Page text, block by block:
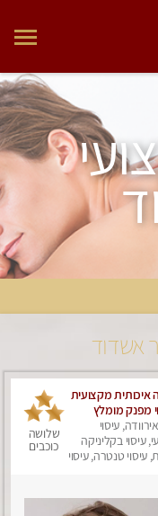
אשדוד
איכותית מקצועית
מפנק מומלץ
ללא מין
עיסוי
עיסוי בקליניקה
עיסוי טנטרה, עיסוי
שלושה
כוכבים